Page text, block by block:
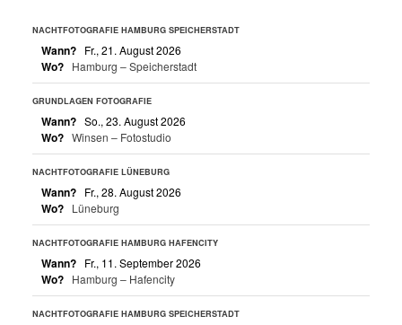
NACHTFOTOGRAFIE HAMBURG SPEICHERSTADT
Wann? Fr., 21. August 2026
Wo? Hamburg – Speicherstadt
GRUNDLAGEN FOTOGRAFIE
Wann? So., 23. August 2026
Wo? Winsen – Fotostudio
NACHTFOTOGRAFIE LÜNEBURG
Wann? Fr., 28. August 2026
Wo? Lüneburg
NACHTFOTOGRAFIE HAMBURG HAFENCITY
Wann? Fr., 11. September 2026
Wo? Hamburg – Hafencity
NACHTFOTOGRAFIE HAMBURG SPEICHERSTADT